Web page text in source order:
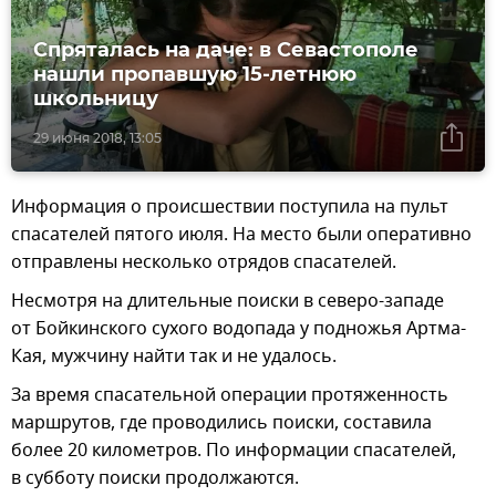
29 июня 2018, 13:05
Спряталась на даче: в Севастополе
нашли пропавшую 15-летнюю
школьницу
Информация о происшествии поступила на пульт
спасателей пятого июля. На место были оперативно
отправлены несколько отрядов спасателей.
Несмотря на длительные поиски в северо-западе
от Бойкинского сухого водопада у подножья Артма-
Кая, мужчину найти так и не удалось.
За время спасательной операции протяженность
маршрутов, где проводились поиски, составила
более 20 километров. По информации спасателей,
в субботу поиски продолжаются.